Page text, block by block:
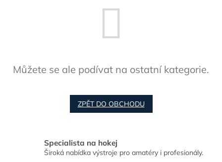
Můžete se ale podívat na ostatní kategorie.
ZPĚT DO OBCHODU
Specialista na hokej
Široká nabídka výstroje pro amatéry i profesionály.